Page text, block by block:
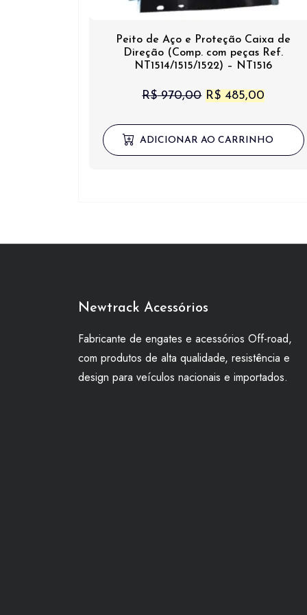
Peito de Aço e Proteção Caixa de
Direção (Comp. com peças Ref.
NT1514/1515/1522) – NT1516
R$970,00 O
original
R$ 485,00
atual
ADICIONAR AO CARRINHO
Newtrack Acessórios
Fabricante de engates e acessórios Off-road,
com produtos de alta qualidade, resistência e
design para veículos nacionais e importados.